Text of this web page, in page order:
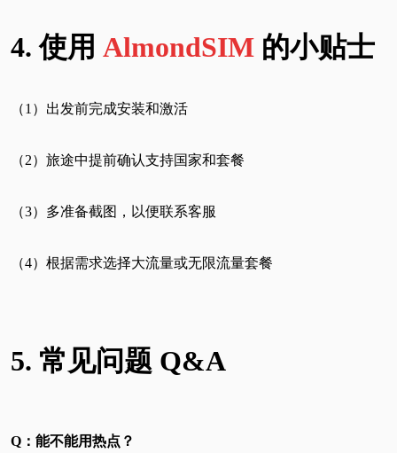
4.使用 AlmondSIM的小贴士
（1）出发前完成安装和激活
（2）旅途中提前确认支持国家和套餐
（3）多准备截图，以便联系客服
（4）根据需求选择大流量或无限流量套餐
5. 常见问题 Q&A
Q：能不能用热点？